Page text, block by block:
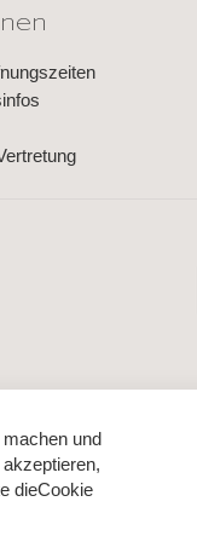
und
dieCookie